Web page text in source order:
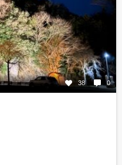
38 0